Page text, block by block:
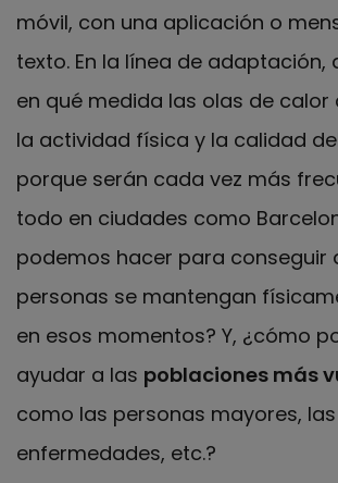
móvil, con una aplicación o
texto. En la línea de adaptación,
en qué medida las olas de
la actividad física y la calidad
porque serán cada vez más
todo en ciudades como
podemos hacer para conseguir
personas se mantengan
en esos momentos? Y, ¿cómo
ayudar a las poblaciones más
como las personas mayores,
enfermedades, etc.?